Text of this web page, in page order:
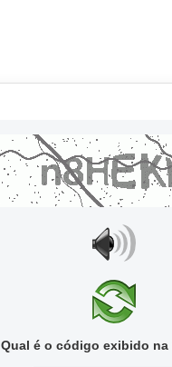
Qual é o código exibido na